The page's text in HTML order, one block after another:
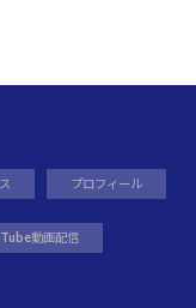
プロフィール
動画配信